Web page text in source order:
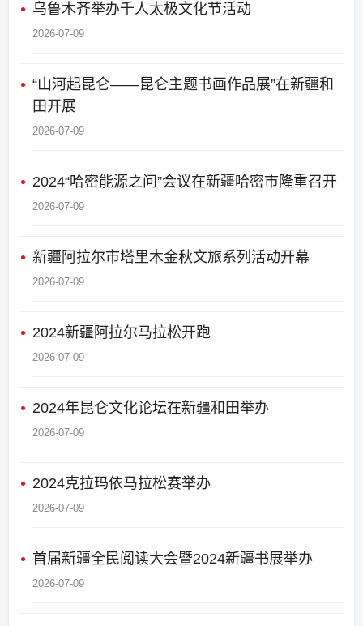
乌鲁木齐举办千人太极文化节活动
2026-07-09
“山河起昆仑——昆仑主题书画作品展”在新疆和
田开展
2026-07-09
2024“哈密能源之问”会议在新疆哈密市隆重召开
2026-07-09
新疆阿拉尔市塔里木金秋文旅系列活动开幕
2026-07-09
2024新疆阿拉尔马拉松开跑
2026-07-09
2024年昆仑文化论坛在新疆和田举办
2026-07-09
2024克拉玛依马拉松赛举办
2026-07-09
首届新疆全民阅读大会暨2024新疆书展举办
2026-07-09